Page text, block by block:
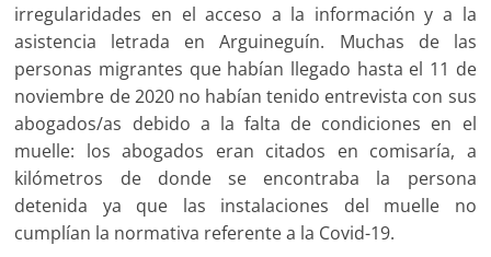
irregularidades en el acceso a la información y a la
asistencia letrada en Arguineguín. Muchas de las
personas migrantes que habían llegado hasta el 11 de
noviembre de 2020 no habían tenido entrevista con sus
abogados/as debido a la falta de condiciones en el
muelle: los abogados eran citados en comisaría, a
kilómetros de donde se encontraba la persona
detenida ya que las instalaciones del muelle no
cumplían la normativa referente a la Covid-19.